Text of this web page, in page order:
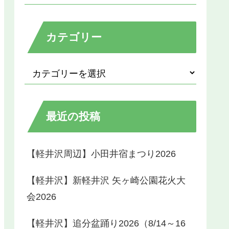
カテゴリー
最近の投稿
【軽井沢周辺】小田井宿まつり2026
【軽井沢】新軽井沢 矢ヶ崎公園花火大
会2026
【軽井沢】追分盆踊り2026（8/14～16